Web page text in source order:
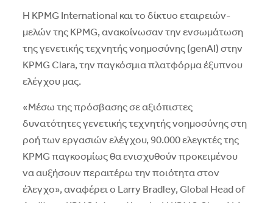
Η KPMG International και το δίκτυο εταιρειών-
μελών της KPMG, ανακοίνωσαν την ενσωμάτωση
της γενετικής τεχνητής νοημοσύνης (genAI) στην
KPMG Clara, την παγκόσμια πλατφόρμα έξυπνου
ελέγχου μας.
«Μέσω της πρόσβασης σε αξιόπιστες
δυνατότητες γενετικής τεχνητής νοημοσύνης στη
ροή των εργασιών ελέγχου, 90.000 ελεγκτές της
KPMG παγκοσμίως θα ενισχυθούν προκειμένου
να αυξήσουν περαιτέρω την ποιότητα στον
έλεγχο», αναφέρει ο Larry Bradley, Global Head of